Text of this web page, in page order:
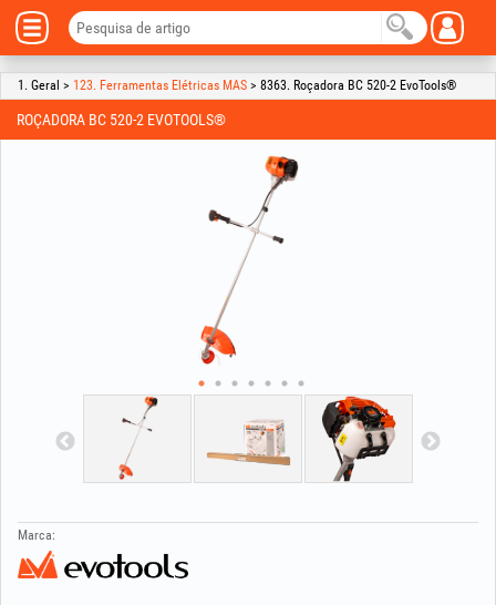
1. Geral > 123. Ferramentas Elétricas MAS > 8363. Roçadora BC 520-2 EvoTools®
ROÇADORA BC 520-2 EVOTOOLS®
Marca: